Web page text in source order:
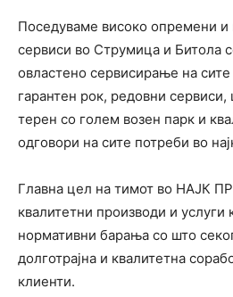
Поседуваме високо опремени и
сервиси во Струмица и Битола
овластено сервисирање на
гарантен рок, редовни
терен со голем возен парк и
одговори на сите потреби во
Главна цел на тимот во НАЈК
квалитетни производи и услуги
нормативни барања со што
долготрајна и квалитетна
клиенти.